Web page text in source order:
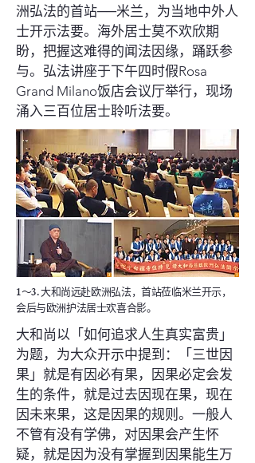
洲弘法的首站──米兰，为当地中外人
士开示法要。海外居士莫不欢欣期
盼，把握这难得的闻法因缘，踊跃参
与。弘法讲座于下午四时假Rosa
Grand Milano饭店会议厅举行，现场
涌入三百位居士聆听法要。
1～3. 大和尚远赴欧洲弘法，首站莅临米兰开示，
会后与欧洲护法居士欢喜合影。
大和尚以「如何追求人生真实富贵」
为题，为大众开示中提到：「三世因
果」就是有因必有果，因果必定会发
生的条件，就是过去因现在果，现在
因未来果，这是因果的规则。一般人
不管有没有学佛，对因果会产生怀
疑，就是因为没有掌握到因果能生万